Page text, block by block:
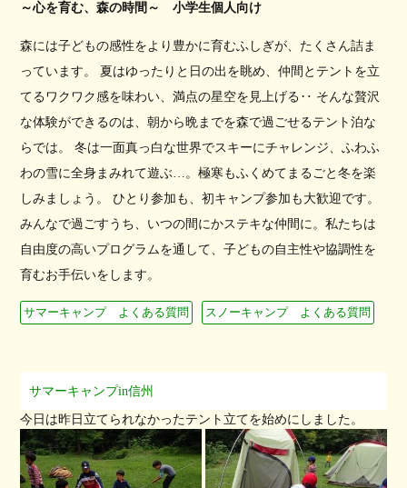
～心を育む、森の時間～ 小学生個人向け
森には子どもの感性をより豊かに育むふしぎが、たくさん詰ま
っています。 夏はゆったりと日の出を眺め、仲間とテントを立
てるワクワク感を味わい、満点の星空を見上げる‥ そんな贅沢
な体験ができるのは、朝から晩までを森で過ごせるテント泊な
らでは。 冬は一面真っ白な世界でスキーにチャレンジ、ふわふ
わの雪に全身まみれて遊ぶ…。極寒もふくめてまるごと冬を楽
しみましょう。 ひとり参加も、初キャンプ参加も大歓迎です。
みんなで過ごすうち、いつの間にかステキな仲間に。私たちは
自由度の高いプログラムを通して、子どもの自主性や協調性を
育むお手伝いをします。
サマーキャンプ よくある質問 スノーキャンプ よくある質問
サマーキャンプin信州
今日は昨日立てられなかったテント立てを始めにしました。